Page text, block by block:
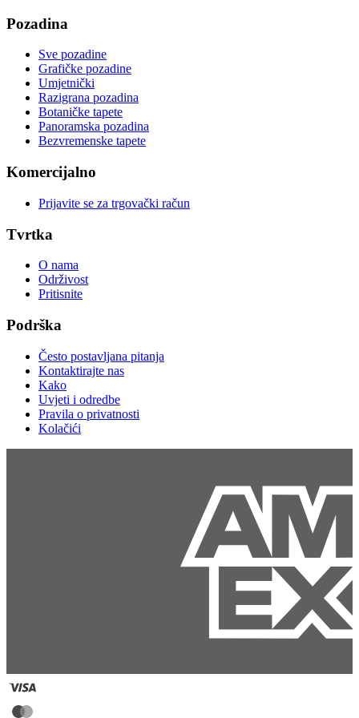
Pozadina
Sve pozadine
Grafičke pozadine
Umjetnički
Razigrana pozadina
Botaničke tapete
Panoramska pozadina
Bezvremenske tapete
Komercijalno
Prijavite se za trgovački račun
Tvrtka
O nama
Održivost
Pritisnite
Podrška
Često postavljana pitanja
Kontaktirajte nas
Kako
Uvjeti i odredbe
Pravila o privatnosti
Kolačići